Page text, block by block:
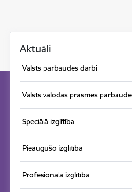
Aktuāli
Valsts pārbaudes darbi
Valsts valodas prasmes pārbaude
Speciālā izglītība
Pieaugušo izglītība
Profesionālā izglītība